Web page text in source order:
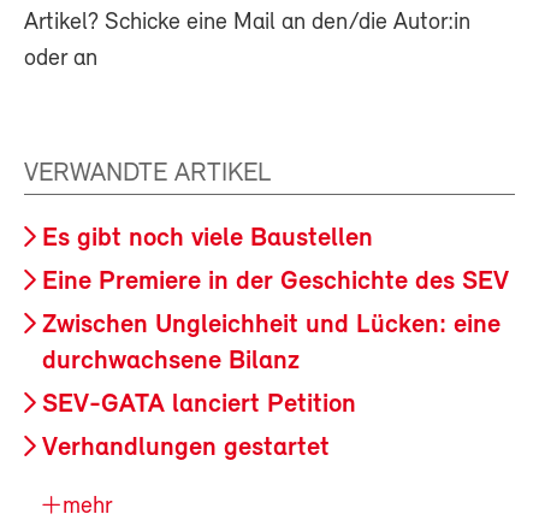
Artikel? Schicke eine Mail an den/die Autor:in
oder an
VERWANDTE ARTIKEL
Es gibt noch viele Baustellen
Eine Premiere in der Geschichte des SEV
Zwischen Ungleichheit und Lücken: eine
durchwachsene Bilanz
SEV-GATA lanciert Petition
Verhandlungen gestartet
mehr